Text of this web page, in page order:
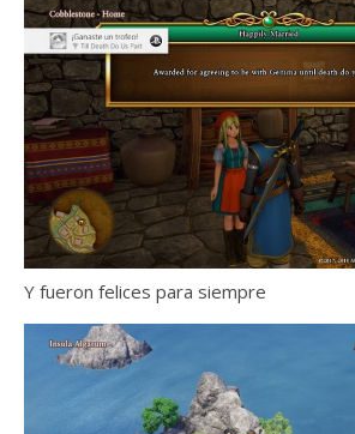
Y fueron felices para siempre